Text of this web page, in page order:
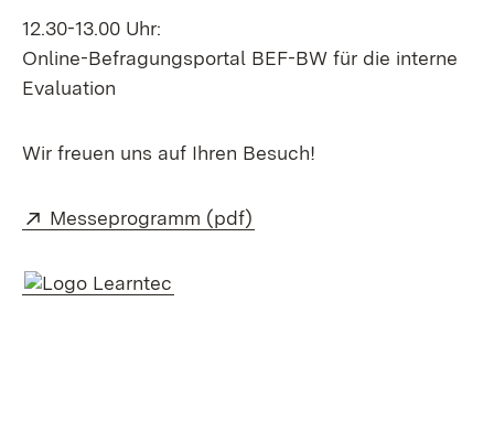
12.30-13.00 Uhr:
Online-Befragungsportal BEF-BW für die interne
Evaluation
Wir freuen uns auf Ihren Besuch!
Extern:
Messeprogramm (pdf)